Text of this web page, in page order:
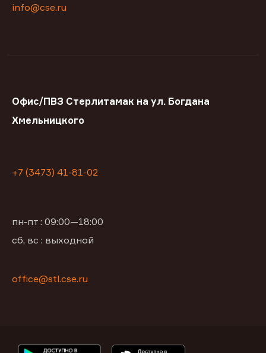
info@cse.ru
Офис/ПВЗ Стерлитамак на ул. Богдана
Хмельницкого
+7 (3473) 41-81-02
пн-пт : 09:00—18:00
сб, вс : выходной
office@stl.cse.ru